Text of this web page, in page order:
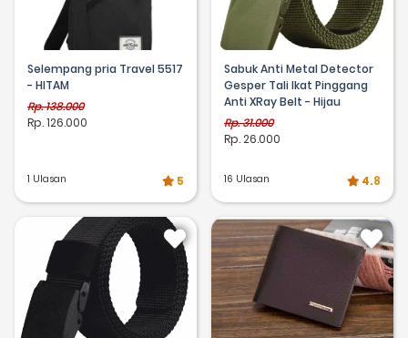
Selempang pria Travel 5517
- HITAM
Rp. 138.000
Rp. 126.000
1 Ulasan 5
Sabuk Anti Metal Detector
Gesper Tali Ikat Pinggang
Anti XRay Belt - Hijau
Rp. 31.000
Rp. 26.000
16 Ulasan 4.8